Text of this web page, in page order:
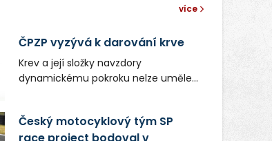
více
ČPZP vyzývá k darování krve
Krev a její složky navzdory
dynamickému pokroku nelze uměle
nenahraditelnou tělní tekutinu
Český motocyklový tým SP
race project bodoval v